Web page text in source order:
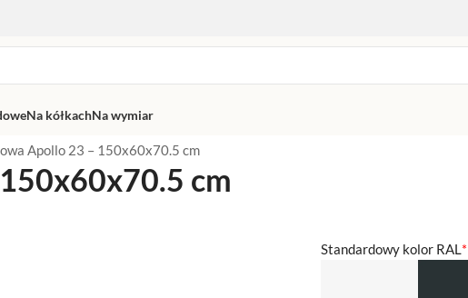
Na kółkachNa wymiar
Apollo 23 – 150x60x70.5 cm
cm
*
Standardowy kolor RAL